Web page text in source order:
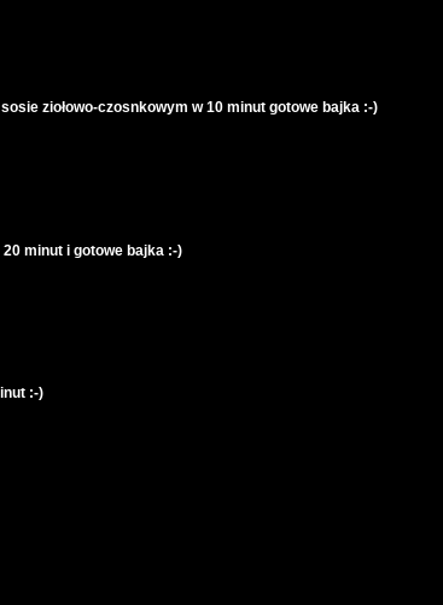
ziołowo-czosnkowym w 10 minut gotowe bajka :-)
minut i gotowe bajka :-)
:-)